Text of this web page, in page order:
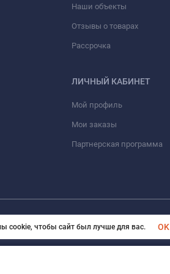
Наши объекты
Отзывы о товарах
Рассрочка
ЛИЧНЫЙ КАБИНЕТ
Мой профиль
Мои заказы
Партнерская программа
Все права защищены
cookie, чтобы сайт был лучше для вас. OK